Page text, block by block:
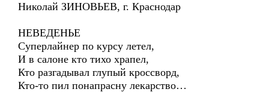
Николай ЗИНОВЬЕВ, г. Краснодар
НЕВЕДЕНЬЕ
Суперлайнер по курсу летел,
И в салоне кто тихо храпел,
Кто разгадывал глупый кроссворд,
Кто-то пил понапрасну лекарство…